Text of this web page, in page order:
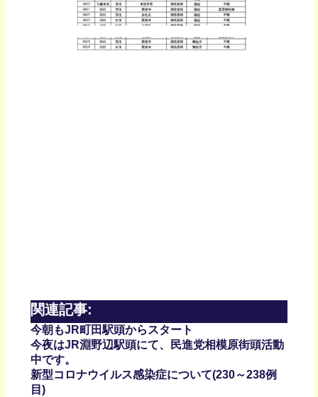
関連記事:
今朝もJR町田駅頭からスタート
今夜はJR淵野辺駅頭にて、民進党相模原街頭活動
中です。
新型コロナウイルス感染症について(230～238例
目)